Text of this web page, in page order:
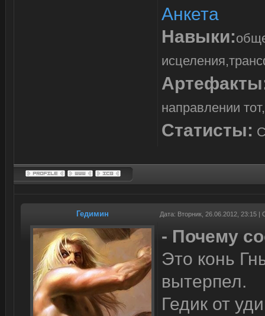
Анкета
Навыки:
направлении
Статисты:
Гедимин Дата: Вторник, 26.06.2012, 23:15
- Почему
Это конь
вытерпел.
Гедик от